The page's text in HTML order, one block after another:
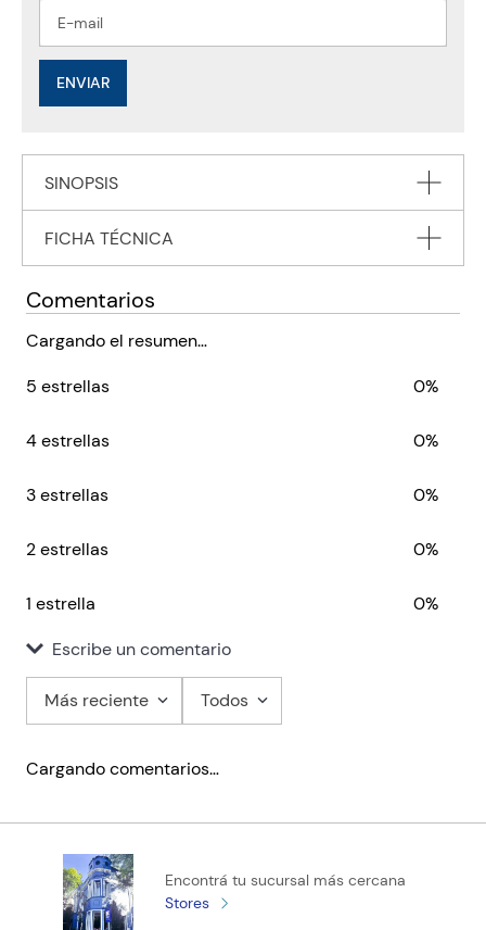
ENVIAR
SINOPSIS
Combo Queenie + Conversation With Friends (2 libros) Ingles
FICHA TÉCNICA
Editorial SIMON AND SCHUSTER
Encuadernación
Código KEL
Comentarios
Cargando el resumen…
5 estrellas
0%
4 estrellas 0%
3 estrellas 0%
2 estrellas 0%
1 estrella
0%
Escribe un comentario
Título
Califica el producto de 1 a 5 estrellas
★★★★
Tu nombre
Más reciente Todos
Cargando comentarios…
Encontrá tu sucursal más cercana
Stores